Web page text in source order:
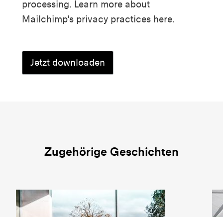
processing. Learn more about
Mailchimp's privacy practices here.
Zugehörige Geschichten